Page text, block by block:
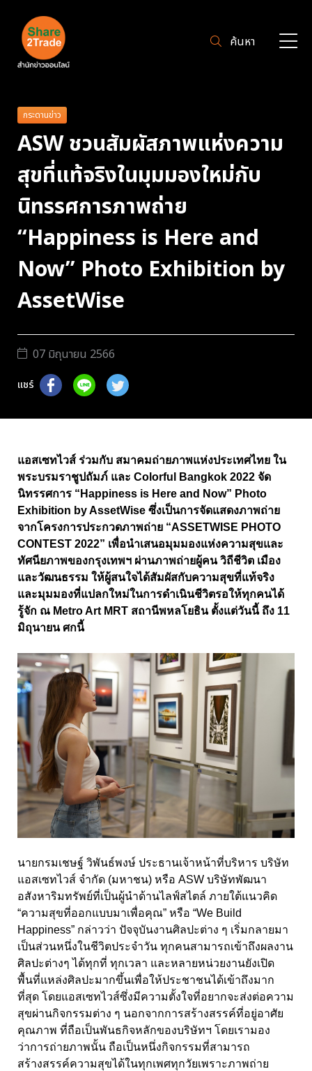
ค้นหา
กระดานข่าว
ASW ชวนสัมผัสภาพแห่งความ
สุขที่แท้จริงในมุมมองใหม่กับ
นิทรรศการภาพถ่าย
“Happiness is Here and
Now” Photo Exhibition by
AssetWise
07 มิถุนายน 2566
แชร์
แอสเซทไวส์ ร่วมกับ สมาคมถ่ายภาพแห่งประเทศไทย ใน
พระบรมราชูปถัมภ์ และ Colorful Bangkok 2022 จัด
นิทรรศการ “Happiness is Here and Now” Photo
Exhibition by AssetWise ซึ่งเป็นการจัดแสดงภาพถ่าย
จากโครงการประกวดภาพถ่าย “ASSETWISE PHOTO
CONTEST 2022” เพื่อนำเสนอมุมมองแห่งความสุขและ
ทัศนียภาพของกรุงเทพฯ ผ่านภาพถ่ายผู้คน วิถีชีวิต เมือง
และวัฒนธรรม ให้ผู้สนใจได้สัมผัสกับความสุขที่แท้จริง
และมุมมองที่แปลกใหม่ในการดำเนินชีวิตรอให้ทุกคนได้
รู้จัก ณ Metro Art MRT สถานีพหลโยธิน ตั้งแต่วันนี้ ถึง 11
มิถุนายน ศกนี้
นายกรมเชษฐ์ วิพันธ์พงษ์ ประธานเจ้าหน้าที่บริหาร บริษัท
แอสเซทไวส์ จำกัด (มหาชน) หรือ ASW บริษัทพัฒนา
อสังหาริมทรัพย์ที่เป็นผู้นำด้านไลฟ์สไตล์ ภายใต้แนวคิด
“ความสุขที่ออกแบบมาเพื่อคุณ” หรือ “We Build
Happiness” กล่าวว่า ปัจจุบันงานศิลปะต่าง ๆ เริ่มกลายมา
เป็นส่วนหนึ่งในชีวิตประจำวัน ทุกคนสามารถเข้าถึงผลงาน
ศิลปะต่างๆ ได้ทุกที่ ทุกเวลา และหลายหน่วยงานยังเปิด
พื้นที่แหล่งศิลปะมากขึ้นเพื่อให้ประชาชนได้เข้าถึงมาก
ที่สุด โดยแอสเซทไวส์ซึ่งมีความตั้งใจที่อยากจะส่งต่อความ
สุขผ่านกิจกรรมต่าง ๆ นอกจากการสร้างสรรค์ที่อยู่อาศัย
คุณภาพ ที่ถือเป็นพันธกิจหลักของบริษัทฯ โดยเรามอง
ว่าการถ่ายภาพนั้น ถือเป็นหนึ่งกิจกรรมที่สามารถ
สร้างสรรค์ความสุขได้ในทุกเพศทุกวัยเพราะภาพถ่าย